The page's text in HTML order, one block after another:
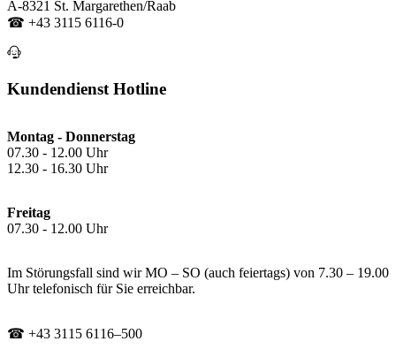
A-8321 St. Margarethen/Raab
☎ +43 3115 6116-0
Kundendienst Hotline
Montag - Donnerstag
07.30 - 12.00 Uhr
12.30 - 16.30 Uhr
Freitag
07.30 - 12.00 Uhr
Im Störungsfall sind wir MO – SO (auch feiertags) von 7.30 – 19.00
Uhr telefonisch für Sie erreichbar.
☎ +43 3115 6116–500